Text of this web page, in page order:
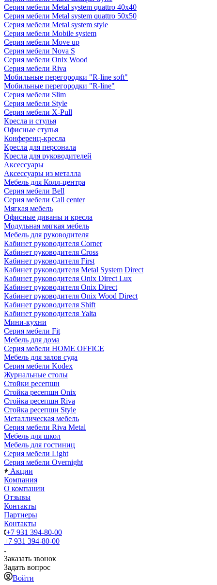
Серия мебели Metal system quattro 40x40
Серия мебели Metal system quattro 50x50
Серия мебели Metal system style
Серия мебели Mobile system
Серия мебели Move up
Серия мебели Nova S
Серия мебели Onix Wood
Серия мебели Riva
Мобильные перегородки "R-line soft"
Мобильные перегородки "R-line"
Серия мебели Slim
Серия мебели Style
Серия мебели X-Pull
Кресла и стулья
Офисные стулья
Конференц-кресла
Кресла для персонала
Кресла для руководителей
Аксессуары
Аксессуары из металла
Мебель для Колл-центра
Серия мебели Bell
Серия мебели Call center
Мягкая мебель
Офисные диваны и кресла
Модульная мягкая мебель
Мебель для руководителя
Кабинет руководителя Corner
Кабинет руководителя Cross
Кабинет руководителя First
Кабинет руководителя Metal System Direct
Кабинет руководителя Onix Direct Lux
Кабинет руководителя Onix Direct
Кабинет руководителя Onix Wood Direct
Кабинет руководителя Shift
Кабинет руководителя Yalta
Мини-кухни
Серия мебели Fit
Мебель для дома
Серия мебели HOME OFFICE
Мебель для залов суда
Серия мебели Kodex
Журнальные столы
Стойки ресепшн
Стойка ресепшн Onix
Стойка ресепшн Riva
Стойка ресепшн Style
Металлическая мебель
Серия мебели Riva Metal
Мебель для школ
Мебель для гостиниц
Серия мебели Light
Серия мебели Overnight
Акции
Компания
О компании
Отзывы
Контакты
Партнеры
Контакты
+7 931 394-80-00
+7 931 394-80-00
Заказать звонок
Задать вопрос
Войти